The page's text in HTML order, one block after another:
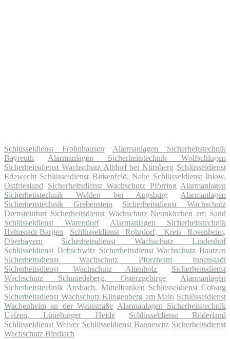
Schlüsseldienst Frohnhausen
Alarmanlagen Sicherheitstechnik
Bayreuth
Alarmanlagen Sicherheitstechnik Wolfschlugen
Sicherheitsdienst Wachschutz Altdorf bei Nürnberg Schlüsseldienst
Edewecht Schlüsseldienst Birkenfeld, Nahe Schlüsseldienst Ihlow,
Ostfriesland
Sicherheitsdienst Wachschutz Pförring Alarmanlagen
Sicherheitstechnik Welden bei Augsburg
Alarmanlagen
Sicherheitstechnik Grebenstein
Sicherheitsdienst Wachschutz
Drensteinfurt Sicherheitsdienst Wachschutz Neunkirchen am Sand
Schlüsseldienst Warendorf
Alarmanlagen Sicherheitstechnik
Helmstadt-Bargen
Schlüsseldienst Rohrdorf, Kreis Rosenheim,
Oberbayern
Sicherheitsdienst Wachschutz Lindenhof
Schlüsseldienst Debschwitz Sicherheitsdienst Wachschutz Bautzen
Sicherheitsdienst Wachschutz Pforzheim Innenstadt
Sicherheitsdienst Wachschutz Altenholz
Sicherheitsdienst
Wachschutz Schmiedeberg, Osterzgebirge
Alarmanlagen
Sicherheitstechnik Ansbach, Mittelfranken Schlüsseldienst Coburg
Sicherheitsdienst Wachschutz Klingenberg am Main Schlüsseldienst
Wachenheim an der Weinstraße Alarmanlagen Sicherheitstechnik
Uelzen, Lüneburger Heide
Schlüsseldienst Röderland
Schlüsseldienst Welver Schlüsseldienst Bannewitz Sicherheitsdienst
Wachschutz Bindlach